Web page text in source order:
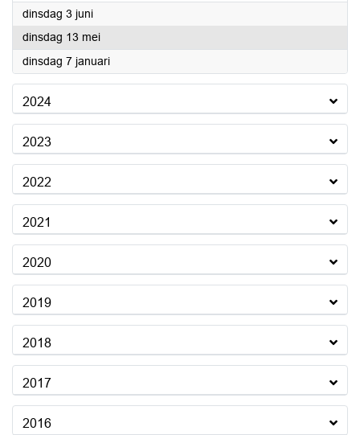
dinsdag 3 juni2025
dinsdag 13 mei2025
dinsdag 7 januari2025
2024
2023
2022
2021
2020
2019
2018
2017
2016